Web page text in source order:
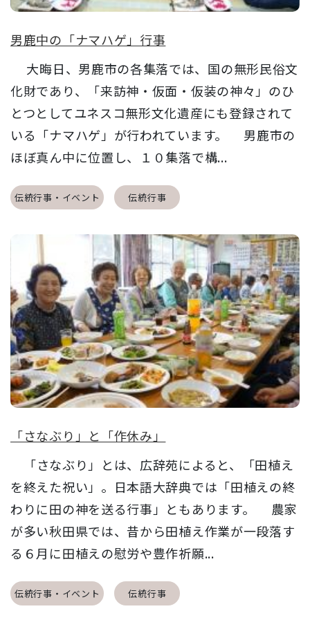
男鹿中の「ナマハゲ」行事
大晦日、男鹿市の各集落では、国の無形民俗文
化財であり、「来訪神・仮面・仮装の神々」のひ
とつとしてユネスコ無形文化遺産にも登録されて
いる「ナマハゲ」が行われています。 男鹿市の
ほぼ真ん中に位置し、１０集落で構...
伝統行事・イベント 伝統行事
「さなぶり」と「作休み」
「さなぶり」とは、広辞苑によると、「田植え
を終えた祝い」。日本語大辞典では「田植えの終
わりに田の神を送る行事」ともあります。 農家
が多い秋田県では、昔から田植え作業が一段落す
る６月に田植えの慰労や豊作祈願...
伝統行事・イベント 伝統行事